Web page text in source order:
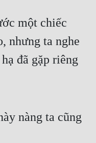
một chiếc
nhưng ta nghe
đã gặp riêng
nàng ta cũng